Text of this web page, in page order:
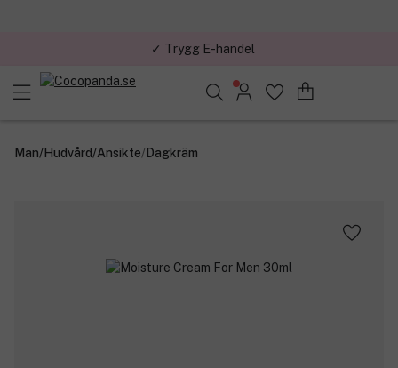
✓ Trygg E-handel
Man/Hudvård/Ansikte/Dagkräm